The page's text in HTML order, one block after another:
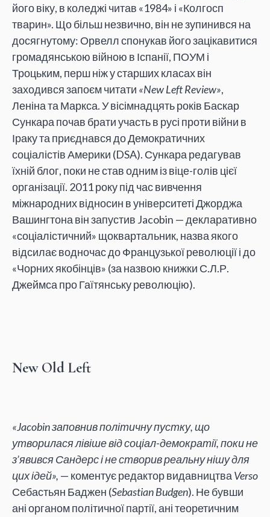
його віку, в коледжі читав «1984» і «Колгосп
тварин». Що більш незвично, він не зупинився на
досягнутому: Орвелл спонукав його зацікавитися
громадянською війною в Іспанії, ПОУМ і
Троцьким, перш ніж у старших класах він
заходився запоєм читати «New Left Review»,
Леніна та Маркса. У вісімнадцять років Баскар
Сункара почав брати участь в русі проти війни в
Іраку та приєднався до Демократичних
соціалістів Америки (DSA). Сункара редагував
їхній блог, поки не став одним із віце-голів цієї
організації. 2011 року під час вивчення
міжнародних відносин в університеті Джорджа
Вашингтона він запустив Jacobin — декларативно
«соціалістичний» щоквартальник, назва якого
відсилає водночас до Французької революції і до
«Чорних якобінців» (за назвою книжки С.Л.Р.
Джеймса про Гаїтянську революцію).
New Old Left
«Jacobin заповнив політичну пустку, що
утворилася лівіше від соціал-демократії, поки не
з’явився Сандерс і не створив реальну нішу для
цих ідей», — коментує редактор видавництва Verso
Себастьян Баджен (Sebastian Budgen). Не бувши
ані органом політичної партії, ані теоретичним